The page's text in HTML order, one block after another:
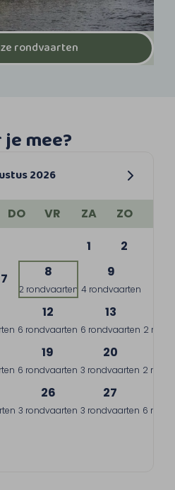
rondvaarten
mee?
2026
DO VR ZA
ZO
1
2
7 8
2 rondvaarten
9
4 rondvaarten
12
6 rondvaarten
13
6 rondvaarten 2
19
6 rondvaarten
20
3 rondvaarten 2
26
3 rondvaarten
27
3 rondvaarten 6